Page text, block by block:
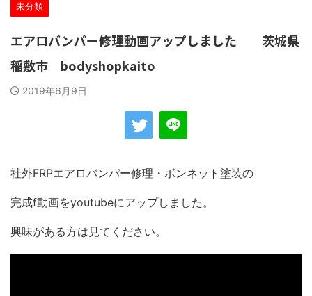
未分類
エアロバンパー修理動画アップしました 茨城県
稲敷市 bodyshopkaito
2019年6月9日
社外FRPエアロバンパー修理・ボンネット塗装の
完成f動画をyoutubeにアップしました。
興味がある方は見てください。